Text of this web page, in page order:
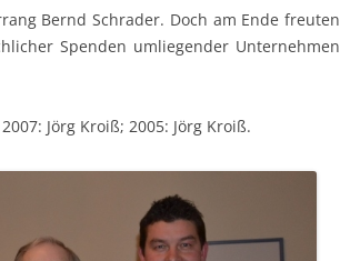
Bernd Schrader. Doch am Ende freuten
Spenden umliegender Unternehmen
Jörg Kroiß; 2005: Jörg Kroiß.